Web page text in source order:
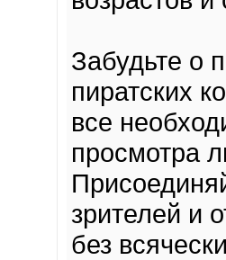
Забудьте о
пиратских
все
просмотра
зрителей и
без